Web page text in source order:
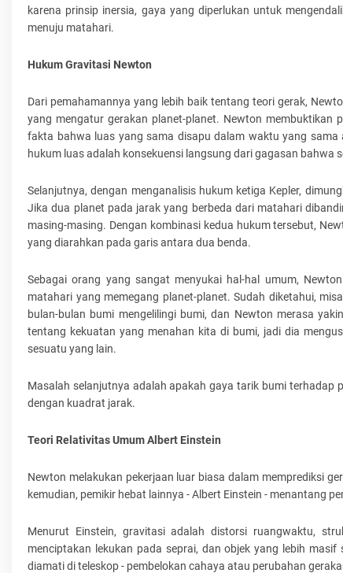
karena prinsip inersia, gaya yang diperlukan untuk
menuju matahari.
Hukum Gravitasi Newton
Dari pemahamannya yang lebih baik tentang teori gerak,
yang mengatur gerakan planet-planet. Newton
fakta bahwa luas yang sama disapu dalam waktu yang
hukum luas adalah konsekuensi langsung dari gagasan bahwa
Selanjutnya, dengan menganalisis hukum ketiga Kepler,
Jika dua planet pada jarak yang berbeda dari matahari
masing-masing. Dengan kombinasi kedua hukum tersebut,
yang diarahkan pada garis antara dua benda.
Sebagai orang yang sangat menyukai hal-hal umum,
matahari yang memegang planet-planet. Sudah diketahui,
bulan-bulan bumi mengelilingi bumi, dan Newton merasa
tentang kekuatan yang menahan kita di bumi, jadi dia
sesuatu yang lain.
Masalah selanjutnya adalah apakah gaya tarik bumi terhadap
dengan kuadrat jarak.
Teori Relativitas Umum Albert Einstein
Newton melakukan pekerjaan luar biasa dalam memprediksi
kemudian, pemikir hebat lainnya - Albert Einstein - menantang
Menurut Einstein, gravitasi adalah distorsi ruangwaktu,
menciptakan lekukan pada seprai, dan objek yang lebih
diamati di teleskop - pembelokan cahaya atau perubahan